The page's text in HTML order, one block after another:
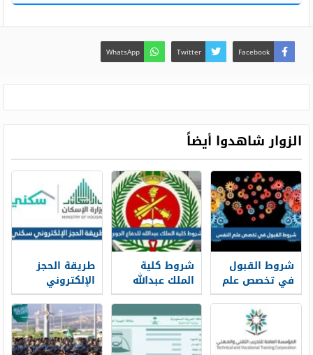
Facebook
Twitter
WhatsApp
الزوار شاهدوا أيضاً
شروط القبول
في تخصص علم
النفس ونسب
القبول 1448
شروط كلية
الملك عبدالله
للدفاع الجوي
1448 ونسب
القبول
طريقة الحجز
الإلكتروني
سكني 1448
وشروط الحجز